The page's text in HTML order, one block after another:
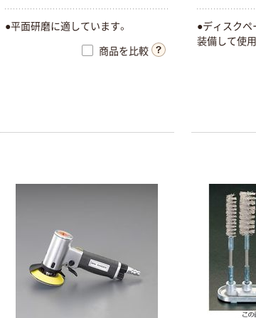
●平面研磨に適しています。
商品を比較
●ディスクペ
装備して使